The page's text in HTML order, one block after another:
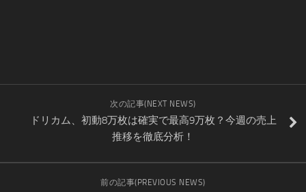
次の記事(NEXT NEWS)
ドリカム、初動8万枚は確実で最高9万枚？今週の売上
推移を徹底分析！
前の記事(PREVIOUS NEWS)